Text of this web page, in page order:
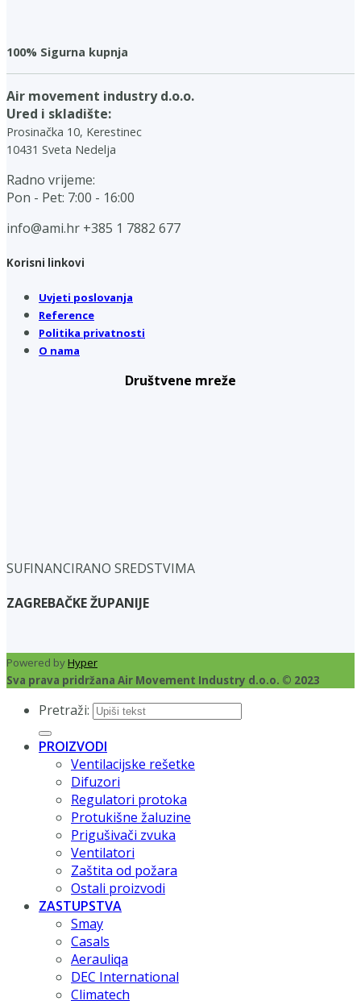
100% Sigurna kupnja
Air movement industry d.o.o.
Ured i skladište:
Prosinačka 10, Kerestinec
10431 Sveta Nedelja
Radno vrijeme:
Pon - Pet: 7:00 - 16:00
info@ami.hr +385 1 7882 677
Korisni linkovi
Uvjeti poslovanja
Reference
Politika privatnosti
O nama
Društvene mreže
SUFINANCIRANO SREDSTVIMA
ZAGREBAČKE ŽUPANIJE
Powered byHyper
Sva prava pridržana Air Movement Industry d.o.o. © 2023
Pretraži:
PROIZVODI
Ventilacijske rešetke
Difuzori
Regulatori protoka
Protukišne žaluzine
Prigušivači zvuka
Ventilatori
Zaštita od požara
Ostali proizvodi
ZASTUPSTVA
Smay
Casals
Aerauliqa
DEC International
Climatech